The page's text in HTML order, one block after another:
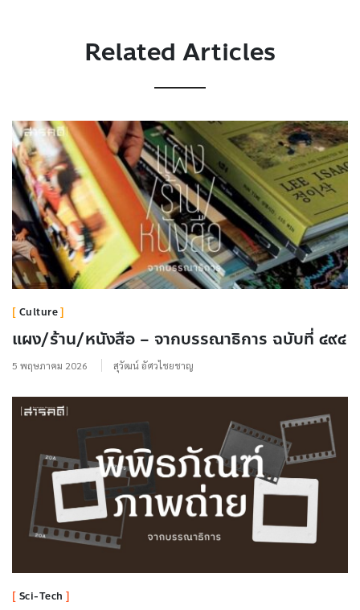
Related Articles
Culture
แผง/ร้าน/หนังสือ – จากบรรณาธิการ ฉบับที่ ๔๙๔
5 พฤษภาคม 2026 สุวัฒน์ อัศวไชยชาญ
Sci-Tech